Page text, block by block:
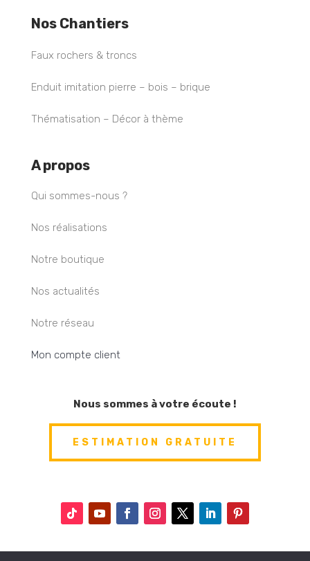
Nos Chantiers
Faux rochers & troncs
Enduit imitation pierre – bois – brique
Thématisation – Décor à thème
A propos
Qui sommes-nous ?
Nos réalisations
Notre boutique
Nos actualités
Notre réseau
Mon compte client
Nous sommes à votre écoute !
ESTIMATION GRATUITE